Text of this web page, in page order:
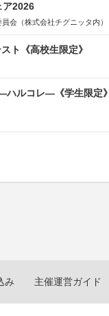
ア2026
会（株式会社チグニッタ内）
ト《高校生限定》
ルコレ―《学生限定》
み 主催運営ガイド